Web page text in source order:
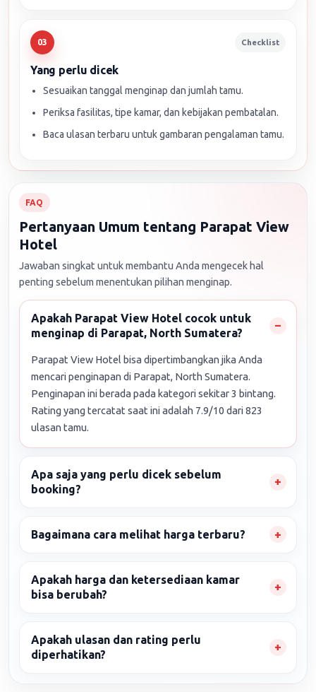
03 Checklist
Yang perlu dicek
Sesuaikan tanggal menginap dan jumlah tamu.
Periksa fasilitas, tipe kamar, dan kebijakan pembatalan.
Baca ulasan terbaru untuk gambaran pengalaman tamu.
FAQ
Pertanyaan Umum tentang Parapat View
Hotel
Jawaban singkat untuk membantu Anda mengecek hal
penting sebelum menentukan pilihan menginap.
Apakah Parapat View Hotel cocok untuk
menginap di Parapat, North Sumatera?
Parapat View Hotel bisa dipertimbangkan jika Anda
mencari penginapan di Parapat, North Sumatera.
Penginapan ini berada pada kategori sekitar 3 bintang.
Rating yang tercatat saat ini adalah 7.9/10 dari 823
ulasan tamu.
Apa saja yang perlu dicek sebelum
booking?
Bagaimana cara melihat harga terbaru?
Apakah harga dan ketersediaan kamar
bisa berubah?
Apakah ulasan dan rating perlu
diperhatikan?